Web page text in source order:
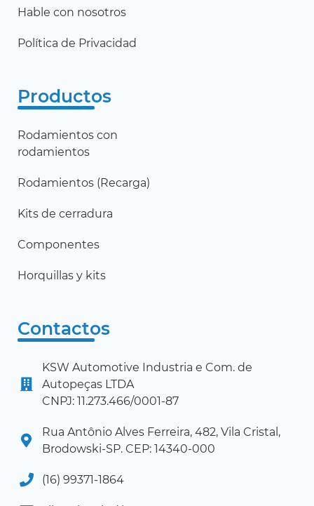
Hable con nosotros
Política de Privacidad
Productos
Rodamientos con
rodamientos
Rodamientos (Recarga)
Kits de cerradura
Componentes
Horquillas y kits
Contactos
KSW Automotive Industria e Com. de
Autopeças LTDA
CNPJ: 11.273.466/0001-87
Rua Antônio Alves Ferreira, 482, Vila Cristal,
Brodowski-SP. CEP: 14340-000
(16) 99371-1864